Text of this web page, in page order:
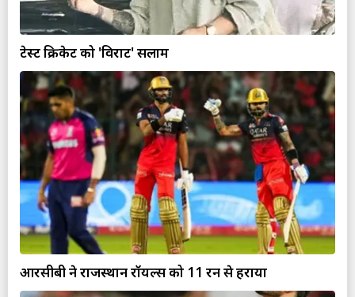
टेस्ट क्रिकेट को 'विराट' सलाम
आरसीबी ने राजस्थान रॉयल्स को 11 रन से हराया